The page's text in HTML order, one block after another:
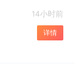
14小时前
详情